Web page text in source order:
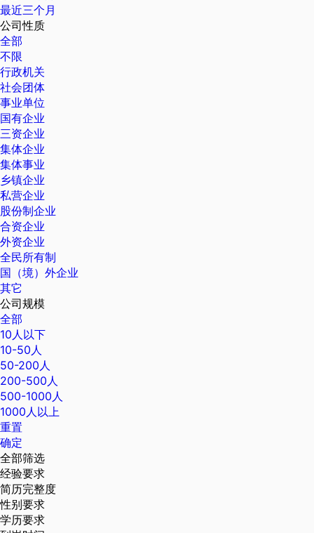
最近三个月
公司性质
全部
不限
行政机关
社会团体
事业单位
国有企业
三资企业
集体企业
集体事业
乡镇企业
私营企业
股份制企业
合资企业
外资企业
全民所有制
国（境）外企业
其它
公司规模
全部
10人以下
10-50人
50-200人
200-500人
500-1000人
1000人以上
重置
确定
全部筛选
经验要求
简历完整度
性别要求
学历要求